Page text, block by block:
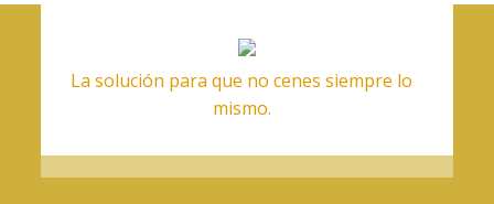
La solución para que no cenes siempre lo
mismo.